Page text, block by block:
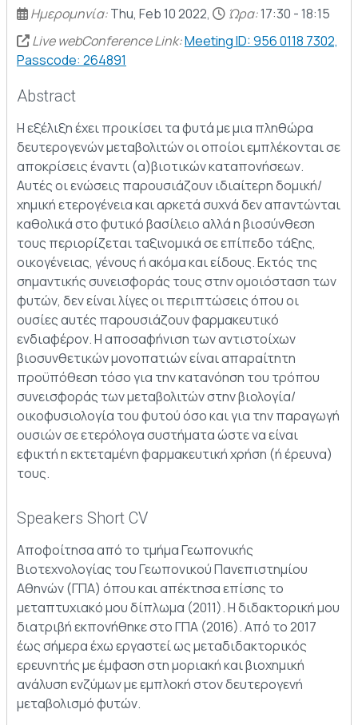
Ημερομηνία:Thu, Feb 10 2022, Ώρα:17:30 - 18:15
Live webConference Link:Meeting ID: 956 0118 7302,
Passcode: 264891
Abstract
Η εξέλιξη έχει προικίσει τα φυτά με μια πληθώρα
δευτερογενών μεταβολιτών οι οποίοι εμπλέκονται σε
αποκρίσεις έναντι (α)βιοτικών καταπονήσεων.
Αυτές οι ενώσεις παρουσιάζουν ιδιαίτερη δομική/
χημική ετερογένεια και αρκετά συχνά δεν απαντώνται
καθολικά στο φυτικό βασίλειο αλλά η βιοσύνθεση
τους περιορίζεται ταξινομικά σε επίπεδο τάξης,
οικογένειας, γένους ή ακόμα και είδους. Εκτός της
σημαντικής συνεισφοράς τους στην ομοιόσταση των
φυτών, δεν είναι λίγες οι περιπτώσεις όπου οι
ουσίες αυτές παρουσιάζουν φαρμακευτικό
ενδιαφέρον. Η αποσαφήνιση των αντιστοίχων
βιοσυνθετικών μονοπατιών είναι απαραίτητη
προϋπόθεση τόσο για την κατανόηση του τρόπου
συνεισφοράς των μεταβολιτών στην βιολογία/
οικοφυσιολογία του φυτού όσο και για την παραγωγή
ουσιών σε ετερόλογα συστήματα ώστε να είναι
εφικτή η εκτεταμένη φαρμακευτική χρήση (ή έρευνα)
τους.
Speakers Short CV
Αποφοίτησα από το τμήμα Γεωπονικής
Βιοτεχνολογίας του Γεωπονικού Πανεπιστημίου
Αθηνών (ΓΠΑ) όπου και απέκτησα επίσης το
μεταπτυχιακό μου δίπλωμα (2011). Η διδακτορική μου
διατριβή εκπονήθηκε στο ΓΠΑ (2016). Από το 2017
έως σήμερα έχω εργαστεί ως μεταδιδακτορικός
ερευνητής με έμφαση στη μοριακή και βιοχημική
ανάλυση ενζύμων με εμπλοκή στον δευτερογενή
μεταβολισμό φυτών.